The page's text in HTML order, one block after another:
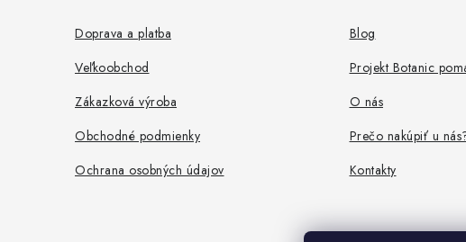
Doprava a platba
Veľkoobchod
Zákazková výroba
Obchodné podmienky
Ochrana osobných údajov
Blog
Projekt Botanic
O nás
Prečo nakúpiť u
Kontakty